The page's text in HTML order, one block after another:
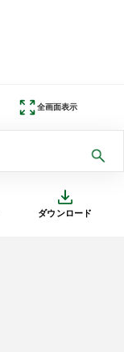
ダウンロード
全画面表示